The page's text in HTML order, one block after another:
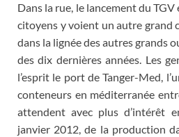
Dans la rue, le lancement du
citoyens y voient un autre grand
dans la lignée des autres grands
des dix dernières années. Les
l’esprit le port de Tanger-Med,
conteneurs en méditerranée
attendent avec plus d’intérêt
janvier 2012, de la production